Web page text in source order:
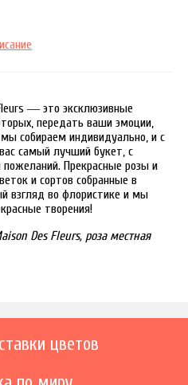
― это эксклюзивные
передать ваши эмоции,
собираем индивидуально, и с
самый лучший букет, с
Прекрасные розы и
и сортов собранные в
взгляд во флористике и мы
творения!
Des Fleurs, роза местная
цветов